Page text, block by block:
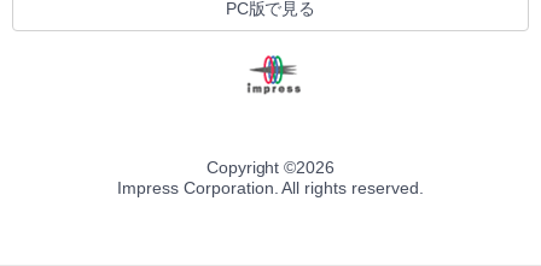
PC版で見る
Copyright ©2026
Impress Corporation. All rights reserved.